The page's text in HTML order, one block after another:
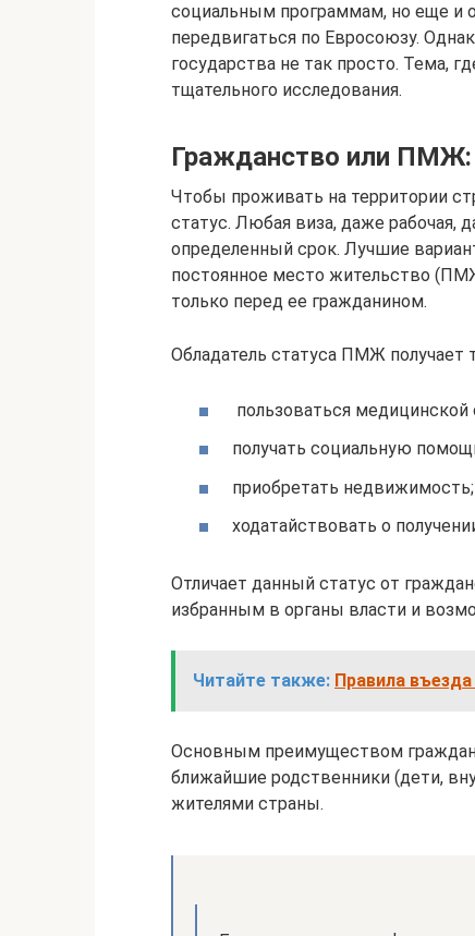
социальным программам, но еще и
передвигаться по Евросоюзу.
государства не так просто. Тема,
тщательного исследования.
Гражданство или ПМЖ:
Чтобы проживать на территории
статус. Любая виза, даже рабочая,
определенный срок. Лучшие
постоянное место жительство
только перед ее гражданином.
Обладатель статуса ПМЖ получает
пользоваться медицинской
получать социальную
приобретать недвижимость;
ходатайствовать о
Отличает данный статус от
избранным в органы власти и
Читайте также: Правила
Основным преимуществом
ближайшие родственники (дети,
жителями страны.